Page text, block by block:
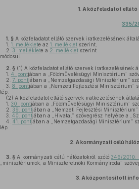
1. A közfeladatot ellátó
335/
1. § A közfeladatot ellátó szervek iratkezelésének
1. 1. melléklete az 1. mellékletszerint,
2. 3. melléklete a 2. mellékletszerint
módosul.
2. § (1) A közfeladatot ellátó szervek iratkezelésének
1. 4. pontjában a „Földművelésügyi Minisztérium”
2. 7. pontjában a „Nemzetgazdasági Minisztérium”
3.
8. pontjában a „Nemzeti Fejlesztési Minisztérium”
lép.
(2) A közfeladatot ellátó szervek iratkezelésének
1. 30. pontjában a „Földművelésügyi Minisztérium”
2. 39. pontjában a „Nemzeti Fejlesztési
3. 40. pontjában a „Hivatal” szövegrész helyébe a
4. 41. pontjában a „Nemzetgazdasági Minisztérium”
lép.
2. A kormányzati célú
3. § A kormányzati célú hálózatokról szóló346/2010.
„minisztériumok, a Miniszterelnöki Kormányiroda”
3. A központosított